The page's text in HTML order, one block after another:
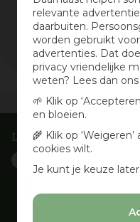
relevante
daarbuiten.
worden gebruikt
advertenties. Dat
privacy vriendelijke
weten? Lees dan ons
🌱 Klik op
en bloeien.
🌾 Klik op
cookies wilt.
Je kunt je keuze
Wis selectie
Vandaag
Laat je inspireren